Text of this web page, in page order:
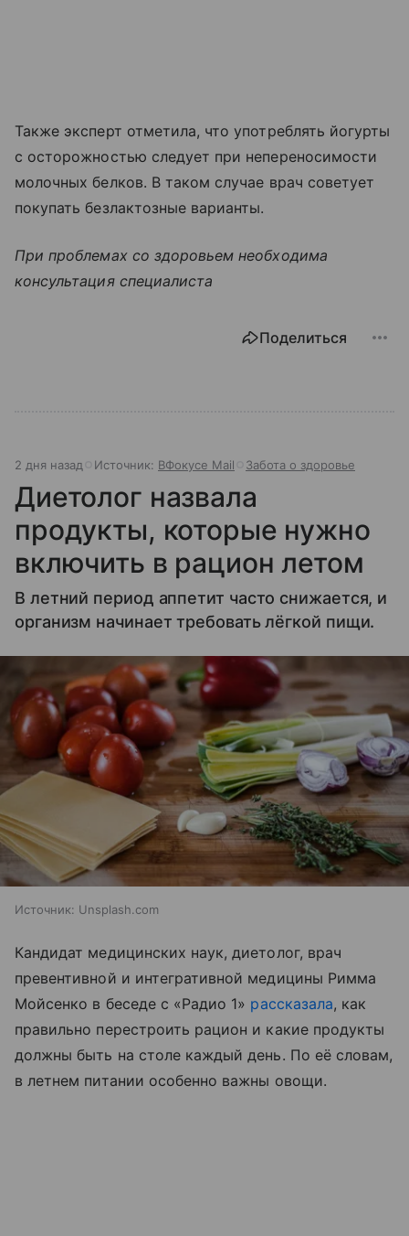
Также эксперт отметила, что употреблять йогурты
с осторожностью следует при непереносимости
молочных белков. В таком случае врач советует
покупать безлактозные варианты.
При проблемах со здоровьем необходима
консультация специалиста
Поделиться
2 дня назад Источник: ВФокусе Mail Забота о здоровье
Диетолог назвала
продукты, которые нужно
включить в рацион летом
В летний период аппетит часто снижается, и
организм начинает требовать лёгкой пищи.
Источник: Unsplash.com
Кандидат медицинских наук, диетолог, врач
превентивной и интегративной медицины Римма
Мойсенко в беседе с «Радио 1» рассказала, как
правильно перестроить рацион и какие продукты
должны быть на столе каждый день. По её словам,
в летнем питании особенно важны овощи.